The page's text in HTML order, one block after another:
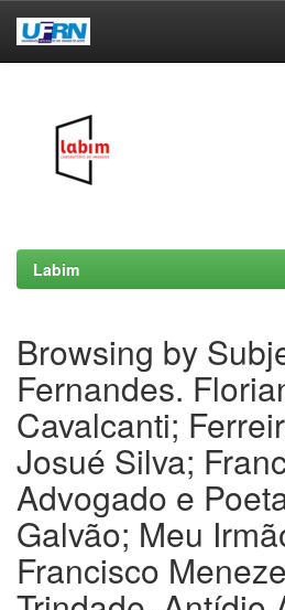
Labim
Browsing by
Fernandes.
Cavalcanti;
Josué Silva;
Advogado e
Galvão; Meu
Francisco